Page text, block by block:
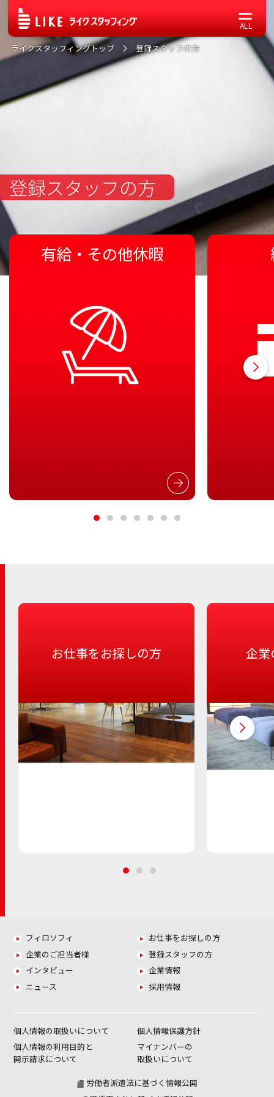
ライクスタッフィングトップ 登録スタッフの方
登録スタッフの方
有給・その他休暇
お仕事をお探しの方 企
フィロソフィ
お仕事をお探しの方
企業のご担当者様
登録スタッフの方
インタビュー
企業情報
ニュース
採用情報
個人情報の取扱いについて
個人情報保護方針
個人情報の利用目的と
開示請求について
マイナンバーの
取扱いについて
労働者派遣法に基づく情報公開